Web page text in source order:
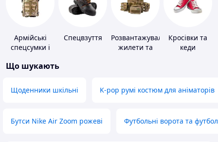
Армійські
спецсумки і
Спецвзуття
Розвантажувальні
жилети та
Кросівки та
кеди
Що шукають
Щоденники шкільні K-pop румі костюм для аніматорів
Бутси Nike Air Zoom рожеві Футбольні ворота та